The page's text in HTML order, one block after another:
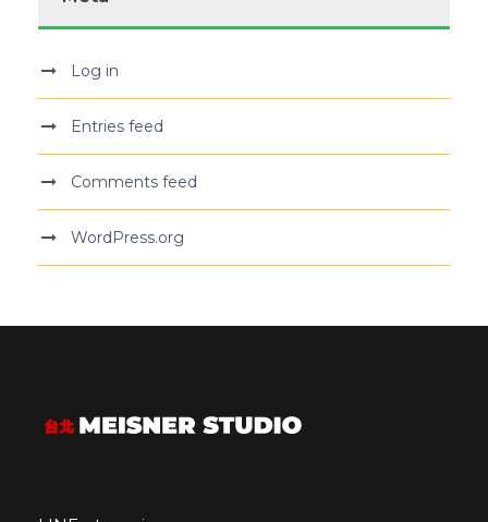
Log in
Entries feed
Comments feed
WordPress.org